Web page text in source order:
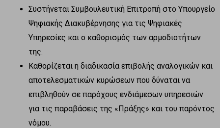
Συστήνεται Συμβουλευτική Επιτροπή στο Υπουργείο
Ψηφιακής Διακυβέρνησης για τις Ψηφιακές
Υπηρεσίες και ο καθορισμός των αρμοδιοτήτων
της.
Καθορίζεται η διαδικασία επιβολής αναλογικών και
αποτελεσματικών κυρώσεων που δύναται να
επιβληθούν σε παρόχους ενδιάμεσων υπηρεσιών
για τις παραβάσεις της «Πράξης» και του παρόντος
νόμου.